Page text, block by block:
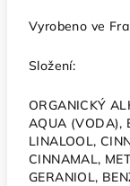
Vyrobeno ve
Složení:
ORGANICKÝ
AQUA (VODA),
LINALOOL,
CINNAMAL,
GERANIOL,